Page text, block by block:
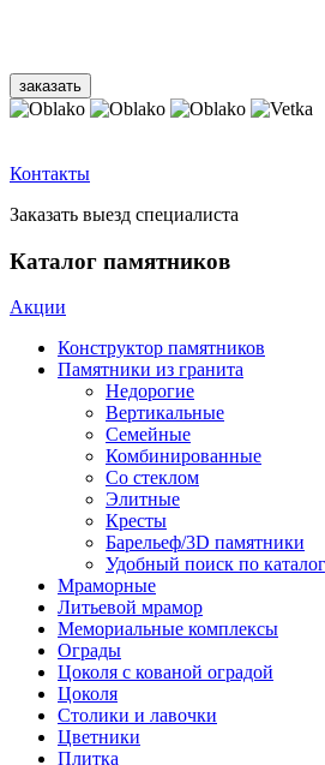
Контакты
Заказать выезд специалиста
Каталог памятников
Акции
Конструктор памятников
Памятники из гранита
Недорогие
Вертикальные
Семейные
Комбинированные
Со стеклом
Элитные
Кресты
Барельеф/3D памятники
Удобный поиск по
Мраморные
Литьевой мрамор
Мемориальные комплексы
Ограды
Цоколя с кованой оградой
Цоколя
Столики и лавочки
Цветники
Плитка